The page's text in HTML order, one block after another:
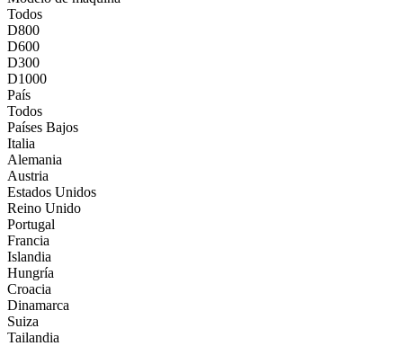
Todos
D800
D600
D300
D1000
País
Todos
Países Bajos
Italia
Alemania
Austria
Estados Unidos
Reino Unido
Portugal
Francia
Islandia
Hungría
Croacia
Dinamarca
Suiza
Tailandia